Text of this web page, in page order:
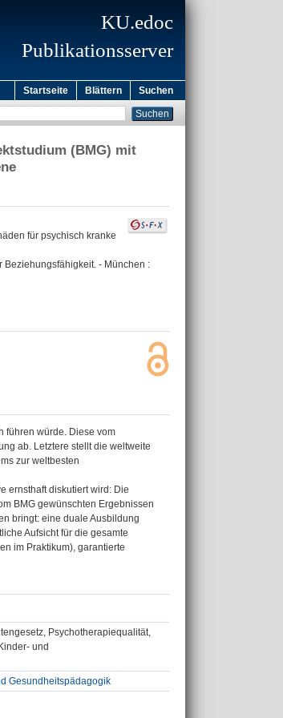
KU.edoc
Publikationsserver
Startseite Blättern Suchen
(BMG) mit
für psychisch kranke
Beziehungsfähigkeit. - München :
führen würde. Diese vom
ab. Letztere stellt die weltweite
zur weltbesten
ernsthaft diskutiert wird: Die
BMG gewünschten Ergebnissen
bringt: eine duale Ausbildung
Aufsicht für die gesamte
im Praktikum), garantierte
Psychotherapiequalität,
und
Gesundheitspädagogik